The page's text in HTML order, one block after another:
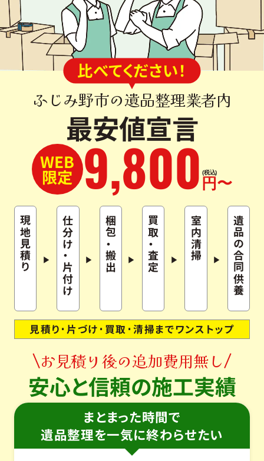
比べてください！
ふじみ野市の遺品整理業者内
最安値宣言
WEB
限定 9,800 円〜
(税込)
現地見積り 仕分け
・
片付け
梱包
・
搬出
買取
・
査定
室内清掃 遺品の合同供養
見積り･片づけ･買取･清掃までワンストップ
お見積り後の追加費用無し
安心と信頼の施工実績
まとまった時間で
遺品整理を一気に終わらせたい